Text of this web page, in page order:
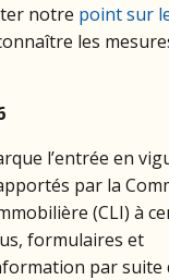
notre point sur
les
l’entrée en
par la
(CLI) à
formulaires et
par suite